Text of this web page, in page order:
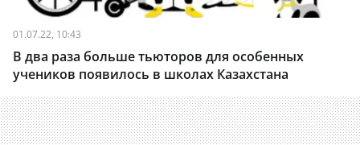
01.07.22, 10:43
В два раза больше тьюторов для особенных
учеников появилось в школах Казахстана